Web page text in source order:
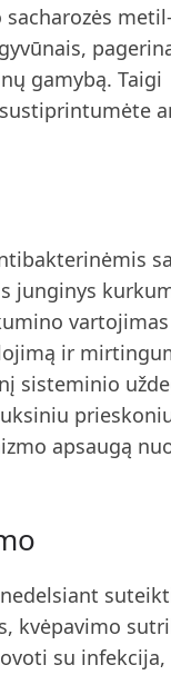
gamybą. Taigi
junginys
ir
sisteminio
apsaugą
kvėpavimo
su